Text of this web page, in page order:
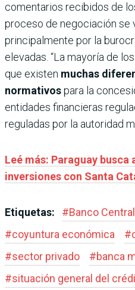
comentarios recibidos de
proceso de negociación se
principalmente por la
elevadas. “La mayoría de
que existen muchas
normativospara la
entidades financieras
reguladas por la autoridad
Leé más: Paraguay
inversiones con Santa
Etiquetas: #Banco
#coyuntura económica #
#sector privado #banca
#situación general del